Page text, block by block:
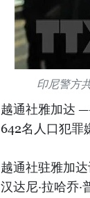
印尼警方
越通社雅加达
642名人口犯罪
越通社驻雅加
汉达尼·拉哈乔